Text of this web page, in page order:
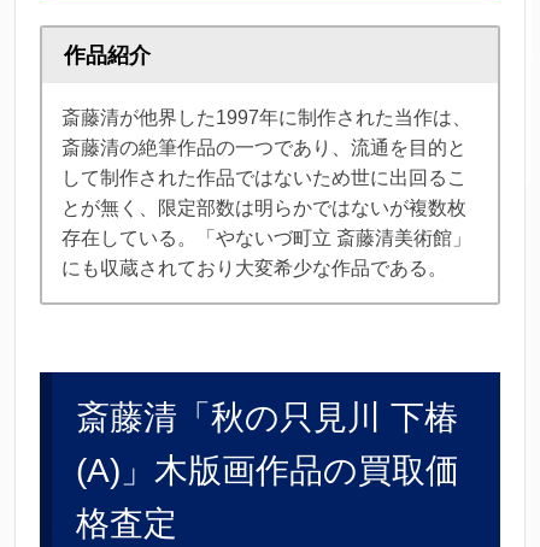
作品紹介
斎藤清が他界した1997年に制作された当作は、
斎藤清の絶筆作品の一つであり、流通を目的と
して制作された作品ではないため世に出回るこ
とが無く、限定部数は明らかではないが複数枚
存在している。「やないづ町立 斎藤清美術館」
にも収蔵されており大変希少な作品である。
斎藤清「秋の只見川 下椿
(A)」木版画作品の買取価
格査定